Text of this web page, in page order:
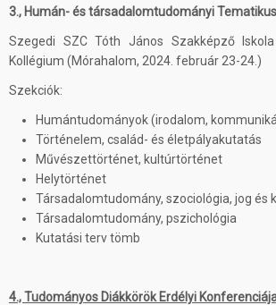
3., Humán- és társadalomtudományi
Szegedi SZC Tóth János Szakképző
Kollégium (Mórahalom, 2024. február 23-24.)
Szekciók:
Humántudományok (irodalom,
Történelem, család- és életpályakutatás
Művészettörténet, kultúrtörténet
Helytörténet
Társadalomtudomány, szociológia, jog és
Társadalomtudomány, pszichológia
Kutatási terv tömb
4., Tudományos Diákkörök Erdélyi